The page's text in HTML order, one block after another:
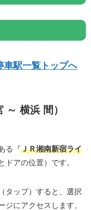
車駅一覧トップへ
～ 横浜 間）
る『ＪＲ湘南新宿ライ
ドアの位置）です。
タップ）すると、選択
ジにアクセスします。